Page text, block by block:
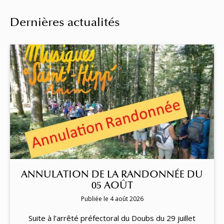
Dernières actualités
ANNULATION DE LA RANDONNÉE DU
05 AOÛT
Publiée le 4 août 2026
Suite à l’arrêté préfectoral du Doubs du 29 juillet